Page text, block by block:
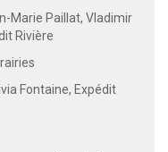
Marie Paillat, Vladimir
Rivière
Fontaine, Expédit